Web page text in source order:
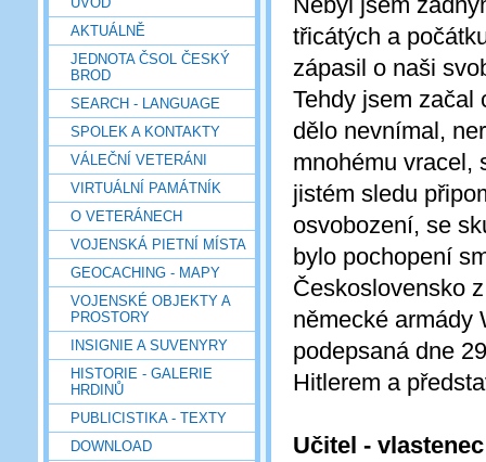
AKTUÁLNĚ
JEDNOTA ČSOL ČESKÝ
BROD
SEARCH - LANGUAGE
SPOLEK A KONTAKTY
VÁLEČNÍ VETERÁNI
VIRTUÁLNÍ PAMÁTNÍK
O VETERÁNECH
VOJENSKÁ PIETNÍ MÍSTA
GEOCACHING - MAPY
VOJENSKÉ OBJEKTY A
PROSTORY
INSIGNIE A SUVENYRY
HISTORIE - GALERIE
HRDINŮ
PUBLICISTIKA - TEXTY
DOWNLOAD
třicátých a
zápasil o naši
Tehdy jsem začal
dělo nevnímal,
mnohému vracel,
jistém sledu
osvobození, se
bylo pochopení
Československo
německé armády
podepsaná dne
Hitlerem a
Učitel - vlastenec